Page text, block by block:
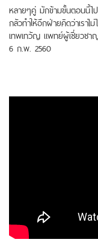
หลายๆคู่ มักข้ามขั้นตอนนี้ไป
กลัวทำให้อีกฝ่ายคิดว่าเรา
เทพเทวัญ แพทย์ผู้เชี่ยวชา
6 ก.พ. 2560